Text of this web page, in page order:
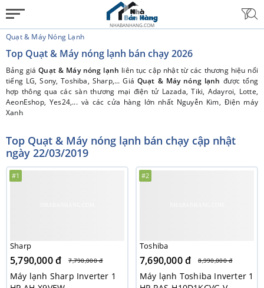
NHABANHANG.COM
Quạt & Máy Nóng Lạnh
Top Quạt & Máy nóng lạnh bán chạy 2026
Bảng giáQuạt & Máy nóng lạnh liên tục cập nhật từ các thương hiệu nổi
tiếng LG, Sony, Toshiba, Sharp,... Giá Quạt & Máy nóng lạnh được tổng
hợp thông qua các sàn thương mại điện tử Lazada, Tiki, Adayroi, Lotte,
AeonEshop, Yes24,... và các cửa hàng lớn nhất Nguyễn Kim, Điện máy
Xanh
Top Quạt & Máy nóng lạnh bán chạy cập nhật
ngày 22/03/2019
#1
Sharp
5,790,000 đ 7,790,000 đ
Máy lạnh Sharp Inverter 1
#2
Toshiba
7,690,000 đ 8,990,000 đ
Máy lạnh Toshiba Inverter 1